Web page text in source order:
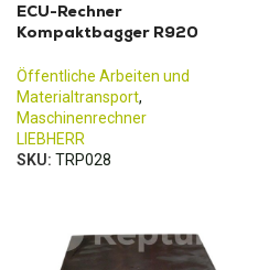
ECU-Rechner
Kompaktbagger R920
Öffentliche Arbeiten und
Materialtransport,
Maschinenrechner
LIEBHERR
SKU: TRP028